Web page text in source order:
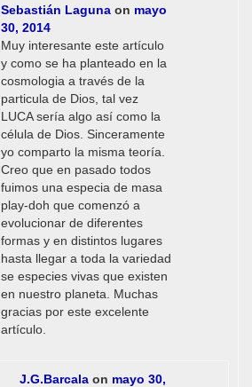
Sebastián Lagunaon mayo
30, 2014
Muy interesante este artículo
y como se ha planteado en la
cosmologia a través de la
particula de Dios, tal vez
LUCA sería algo así como la
célula de Dios. Sinceramente
yo comparto la misma teoría.
Creo que en pasado todos
fuimos una especia de masa
play-doh que comenzó a
evolucionar de diferentes
formas y en distintos lugares
hasta llegar a toda la variedad
se especies vivas que existen
en nuestro planeta. Muchas
gracias por este excelente
artículo.
J.G.Barcala on mayo 30,